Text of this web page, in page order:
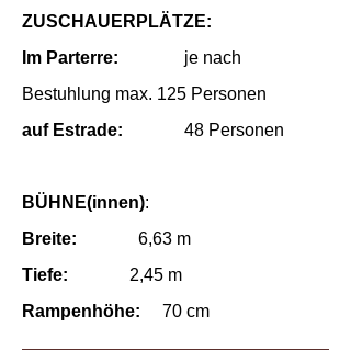
ZUSCHAUERPLÄTZE:
Im Parterre: je nach
Bestuhlung max. 125 Personen
auf Estrade:
48 Personen
BÜHNE(innen):
Breite: 6,63 m
Tiefe:
2,45 m
Rampenhöhe: 70 cm